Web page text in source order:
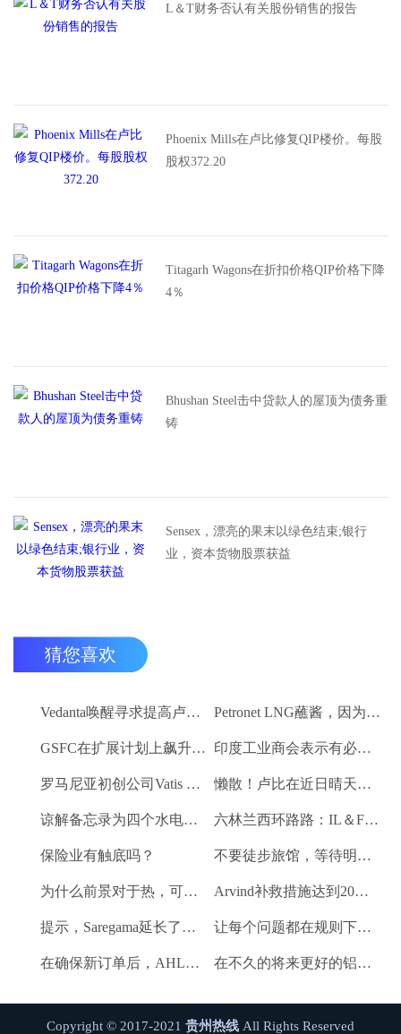
L＆T财务否认有关股份销售的报告
Phoenix Mills在卢比修复QIP楼价。每股
股权372.20
Titagarh Wagons在折扣价格QIP价格下降
4％
Bhushan Steel击中贷款人的屋顶为债务重
铸
Sensex，漂亮的果末以绿色结束;银行
业，资本货物股票获益
猜您喜欢
Vedanta唤醒寻求提高卢比。25-30亿卢比 Petronet LNG蘸酱，因为RBI禁令新鲜FII购买
GSFC在扩展计划上飙升2％ 印度工业商会表示有必要进一步推动家庭消费和私人投资
罗马尼亚初创公司Vatis Tech为其人工智能在线语音识别平台筹集了20万欧元 懒散！卢比在近日晴天结束
谅解备忘录为四个水电项目的发展，总容量为293兆瓦 六林兰西环路路：IL＆FS运输汇编2％
保险业有触底吗？ 不要徒步旅馆，等待明确的工资和价格通胀迹象，IMF告诉喂养
为什么前景对于热，可再生和石油和天然气项目稳定？ Arvind补救措施达到20％的上路
提示，Saregama延长了强大的卷 让每个问题都在规则下讨论议会：PM Modi.
在确保新订单后，AHLUWALIA合同率获3％ 在不久的将来更好的铝业股票的时间？
Copyright © 2017-2021 贵州热线 All Rights Reserved